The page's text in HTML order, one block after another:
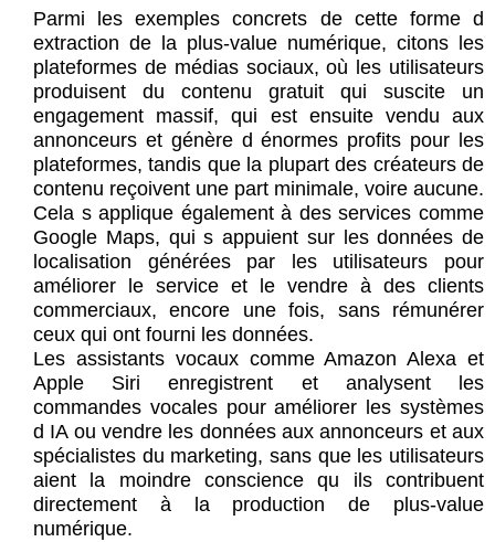
Parmi les exemples concrets de cette forme d
extraction de la plus-value numérique, citons les
plateformes de médias sociaux, où les utilisateurs
produisent du contenu gratuit qui suscite un
engagement massif, qui est ensuite vendu aux
annonceurs et génère d énormes profits pour les
plateformes, tandis que la plupart des créateurs de
contenu reçoivent une part minimale, voire aucune.
Cela s applique également à des services comme
Google Maps, qui s appuient sur les données de
localisation générées par les utilisateurs pour
améliorer le service et le vendre à des clients
commerciaux, encore une fois, sans rémunérer
ceux qui ont fourni les données.
Les assistants vocaux comme Amazon Alexa et
Apple Siri enregistrent et analysent les
commandes vocales pour améliorer les systèmes
d IA ou vendre les données aux annonceurs et aux
spécialistes du marketing, sans que les utilisateurs
aient la moindre conscience qu ils contribuent
directement à la production de plus-value
numérique.